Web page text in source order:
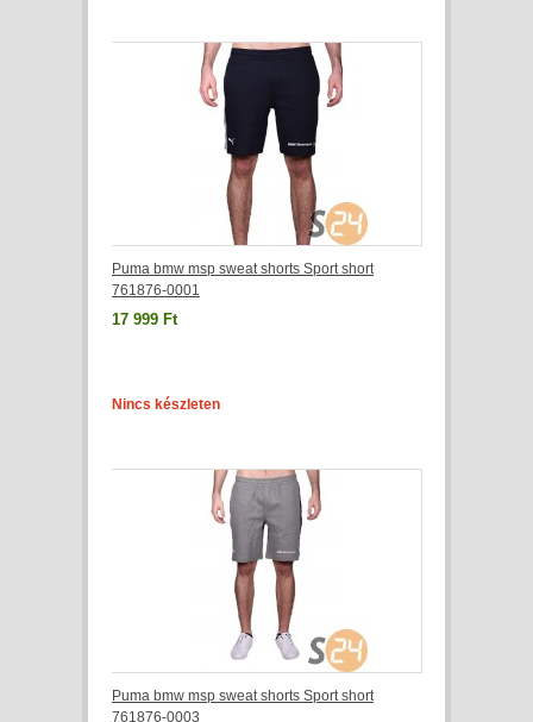
Puma bmw msp sweat shorts Sport short
761876-0001
17 999 Ft
Nincs készleten
Puma bmw msp sweat shorts Sport short
761876-0003